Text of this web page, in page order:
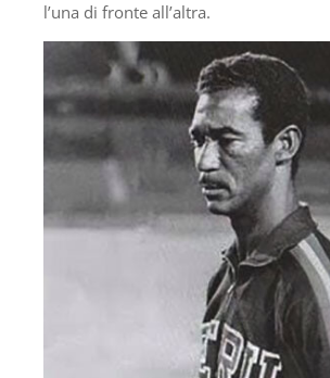
l’una di fronte all’altra.